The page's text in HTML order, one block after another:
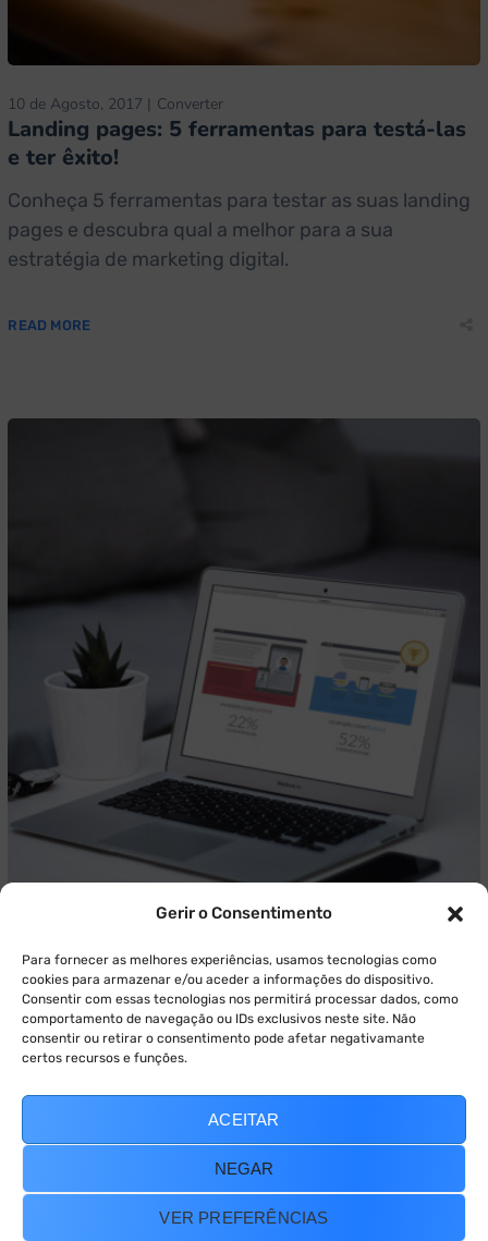
Gerir o Consentimento
Para fornecer as melhores experiências, usamos tecnologias como
cookies para armazenar e/ou aceder a informações do dispositivo.
Consentir com essas tecnologias nos permitirá processar dados, como
comportamento de navegação ou IDs exclusivos neste site. Não
consentir ou retirar o consentimento pode afetar negativamante
certos recursos e funções.
ACEITAR
NEGAR
VER PREFERÊNCIAS
10 de Agosto, 2017 Converter
Landing pages: 5 ferramentas para testá-las
e ter êxito!
Conheça 5 ferramentas para testar as suas landing
pages e descubra qual a melhor para a sua
estratégia de marketing digital.
READ MORE
Teste A/B: 6 dicas para potenciar ao máximo
os resultados!
Saiba o que deve ter em conta para fazer um teste
A/B eficaz e potenciar ao máximo os seus
READ MORE